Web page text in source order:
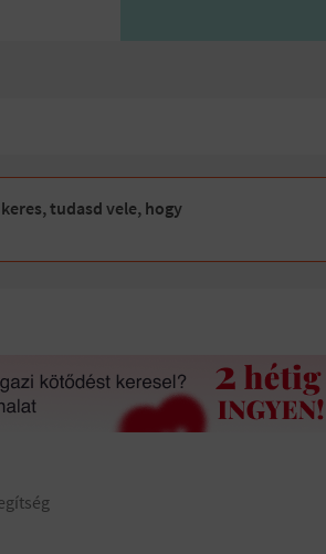
tudasd vele, hogy